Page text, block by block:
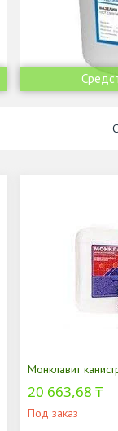
Монклавит
20 663,68 ₸
Под заказ